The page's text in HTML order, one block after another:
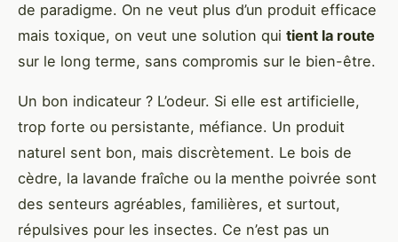
de paradigme. On ne veut plus d’un produit efficace
mais toxique, on veut une solution qui tient la route
sur le long terme, sans compromis sur le bien-être.
Un bon indicateur ? L’odeur. Si elle est artificielle,
trop forte ou persistante, méfiance. Un produit
naturel sent bon, mais discrètement. Le bois de
cèdre, la lavande fraîche ou la menthe poivrée sont
des senteurs agréables, familières, et surtout,
répulsives pour les insectes. Ce n’est pas un